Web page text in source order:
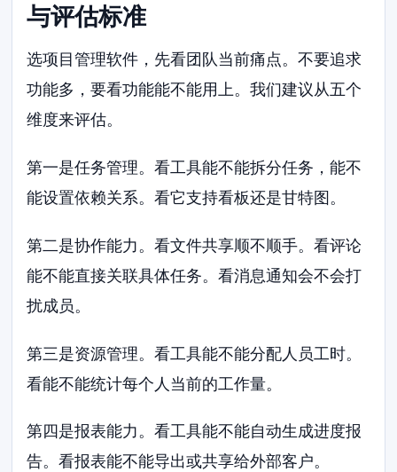
与评估标准
选项目管理软件，先看团队当前痛点。不要追求
功能多，要看功能能不能用上。我们建议从五个
维度来评估。
第一是任务管理。看工具能不能拆分任务，能不
能设置依赖关系。看它支持看板还是甘特图。
第二是协作能力。看文件共享顺不顺手。看评论
能不能直接关联具体任务。看消息通知会不会打
扰成员。
第三是资源管理。看工具能不能分配人员工时。
看能不能统计每个人当前的工作量。
第四是报表能力。看工具能不能自动生成进度报
告。看报表能不能导出或共享给外部客户。